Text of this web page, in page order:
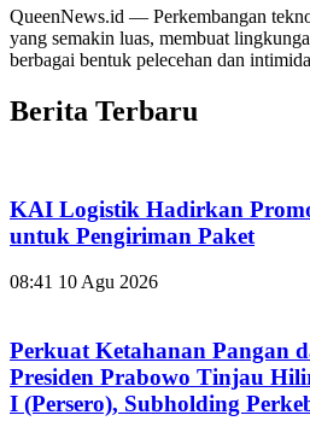
QueenNews.id — Perkembangan
yang semakin luas, membuat
berbagai bentuk pelecehan dan
Berita Terbaru
KAI Logistik Hadirkan
untuk Pengiriman Paket
08:41 10 Agu 2026
Perkuat Ketahanan Pangan
Presiden Prabowo Tinjau
I (Persero), Subholding